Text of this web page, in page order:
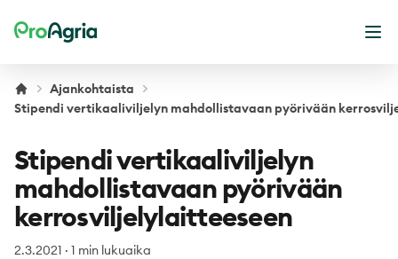
ProAgria
Ajankohtaista
Stipendi vertikaaliviljelyn mahdollistavaan pyörivään
Stipendi vertikaaliviljelyn
mahdollistavaan pyörivään
kerrosviljelylaitteeseen
2.3.2021 · 1 min lukuaika